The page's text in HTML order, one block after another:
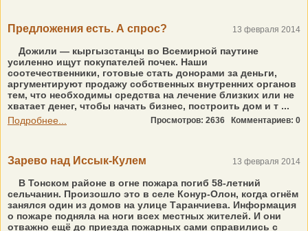
Предложения есть. А спрос? 13 февраля 2014
Дожили — кыргызстанцы во Всемирной паутине
усиленно ищут покупателей почек. Наши
соотечественники, готовые стать донорами за деньги,
аргументируют продажу собственных внутренних органов
тем, что необходимы средства на лечение близких или не
хватает денег, чтобы начать бизнес, построить дом и т ...
Подробнее...
Просмотров: 2636 Комментариев: 0
Зарево над Иссык-Кулем 13 февраля 2014
В Тонском районе в огне пожара погиб 58-летний
сельчанин. Произошло это в селе Конур-Олон, когда огнём
занялся один из домов на улице Таранчиева. Информация
о пожаре подняла на ноги всех местных жителей. И они
отважно ещё до приезда пожарных сами справились с